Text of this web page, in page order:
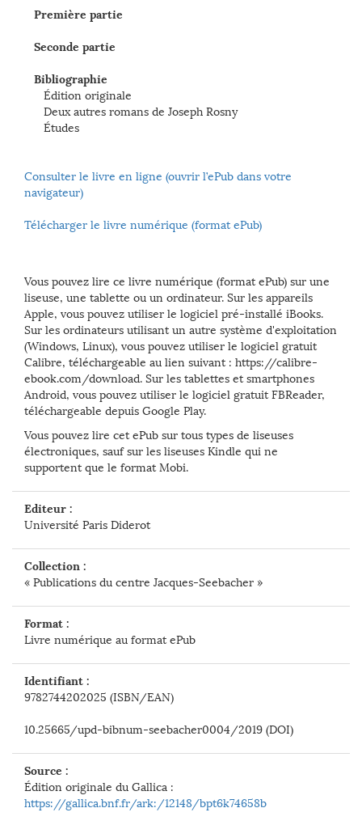
Première partie
Seconde partie
Bibliographie
Édition originale
Deux autres romans de Joseph Rosny
Études
Consulter le livre en ligne (ouvrir l’ePub dans votre
navigateur)
Télécharger le livre numérique (format ePub)
Vous pouvez lire ce livre numérique (format ePub) sur une
liseuse, une tablette ou un ordinateur. Sur les appareils
Apple, vous pouvez utiliser le logiciel pré-installé iBooks.
Sur les ordinateurs utilisant un autre système d'exploitation
(Windows, Linux), vous pouvez utiliser le logiciel gratuit
Calibre, téléchargeable au lien suivant : https://calibre-
ebook.com/download. Sur les tablettes et smartphones
Android, vous pouvez utiliser le logiciel gratuit FBReader,
téléchargeable depuis Google Play.
Vous pouvez lire cet ePub sur tous types de liseuses
électroniques, sauf sur les liseuses Kindle qui ne
supportent que le format Mobi.
Editeur :
Université Paris Diderot
Collection :
« Publications du centre Jacques-Seebacher »
Format :
Livre numérique au format ePub
Identifiant :
9782744202025 (ISBN/EAN)
10.25665/upd-bibnum-seebacher0004/2019 (DOI)
Source :
Édition originale du Gallica :
https://gallica.bnf.fr/ark:/12148/bpt6k74658b